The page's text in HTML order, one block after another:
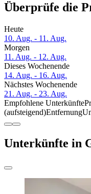
Überprüfe die
Heute
10. Aug. - 11. Aug.
Morgen
11. Aug. - 12. Aug.
Dieses Wochenende
14. Aug. - 16. Aug.
Nächstes Wochenende
21. Aug. - 23. Aug.
Empfohlene Unterkünfte
(aufsteigend)Entfernung
Unterkünfte in